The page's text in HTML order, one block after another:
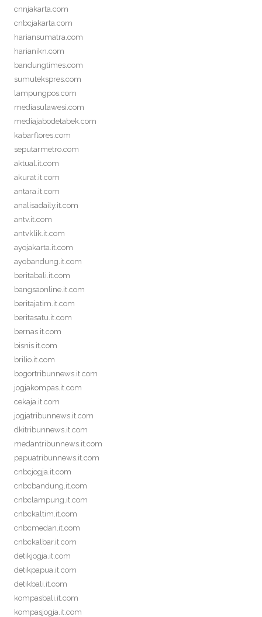
cnnjakarta.com
cnbcjakarta.com
hariansumatra.com
harianikn.com
bandungtimes.com
sumutekspres.com
lampungpos.com
mediasulawesi.com
mediajabodetabek.com
kabarflores.com
seputarmetro.com
aktual.it.com
akurat.it.com
antara.it.com
analisadaily.it.com
antv.it.com
antvklik.it.com
ayojakarta.it.com
ayobandung.it.com
beritabali.it.com
bangsaonline.it.com
beritajatim.it.com
beritasatu.it.com
bernas.it.com
bisnis.it.com
brilio.it.com
bogortribunnews.it.com
jogjakompas.it.com
cekaja.it.com
jogjatribunnews.it.com
dkitribunnews.it.com
medantribunnews.it.com
papuatribunnews.it.com
cnbcjogja.it.com
cnbcbandung.it.com
cnbclampung.it.com
cnbckaltim.it.com
cnbcmedan.it.com
cnbckalbar.it.com
detikjogja.it.com
detikpapua.it.com
detikbali.it.com
kompasbali.it.com
kompasjogja.it.com